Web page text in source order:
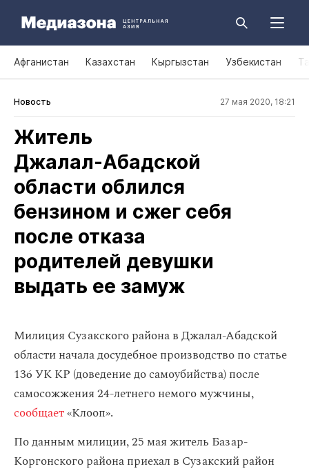
Афганистан Казахстан Кыргызстан Узбекистан
Новость 27 мая 2020, 18:21
Житель
Джалал‑Абадской
области облился
бензином и сжег себя
после отказа
родителей девушки
выдать ее замуж
Милиция Сузакского района в Джалал-Абадской
области начала досудебное производство по статье
136 УК КР (доведение до самоубийства) после
самосожжения 24-летнего немого мужчины,
сообщает«Клооп».
По данным милиции, 25 мая житель Базар-
Коргонского района приехал в Сузакский район